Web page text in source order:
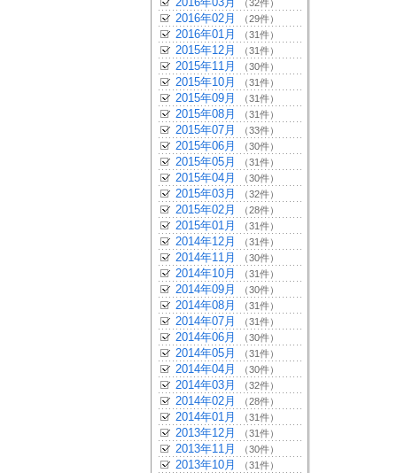
（32件）
2016年02月 （29件）
2016年01月 （31件）
2015年12月 （31件）
2015年11月 （30件）
2015年10月 （31件）
2015年09月 （31件）
2015年08月 （31件）
2015年07月 （33件）
2015年06月 （30件）
2015年05月 （31件）
2015年04月 （30件）
2015年03月 （32件）
2015年02月 （28件）
2015年01月 （31件）
2014年12月 （31件）
2014年11月 （30件）
2014年10月 （31件）
2014年09月 （30件）
2014年08月 （31件）
2014年07月 （31件）
2014年06月 （30件）
2014年05月 （31件）
2014年04月 （30件）
2014年03月 （32件）
2014年02月 （28件）
2014年01月 （31件）
2013年12月 （31件）
2013年11月 （30件）
2013年10月 （31件）